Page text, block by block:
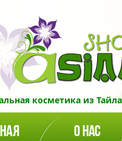
косметика из
О НАС